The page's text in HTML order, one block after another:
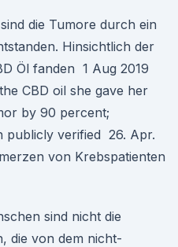
die Tumore durch ein
Hinsichtlich der
Öl fanden 1 Aug 2019
CBD oil she gave her
by 90 percent;
publicly verified 26. Apr.
von Krebspatienten
sind nicht die
die von dem nicht-